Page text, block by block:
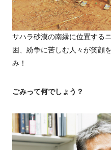
サハラ砂漠の南縁に位置する
困、紛争に苦しむ人々が笑顔
み！
ごみって何でしょう？